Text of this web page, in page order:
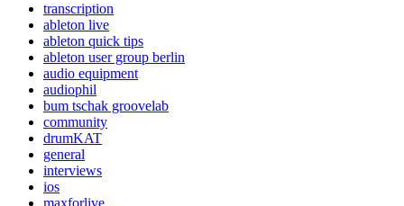
transcription
ableton live
ableton quick tips
ableton user group berlin
audio equipment
audiophil
bum tschak groovelab
community
drumKAT
general
interviews
ios